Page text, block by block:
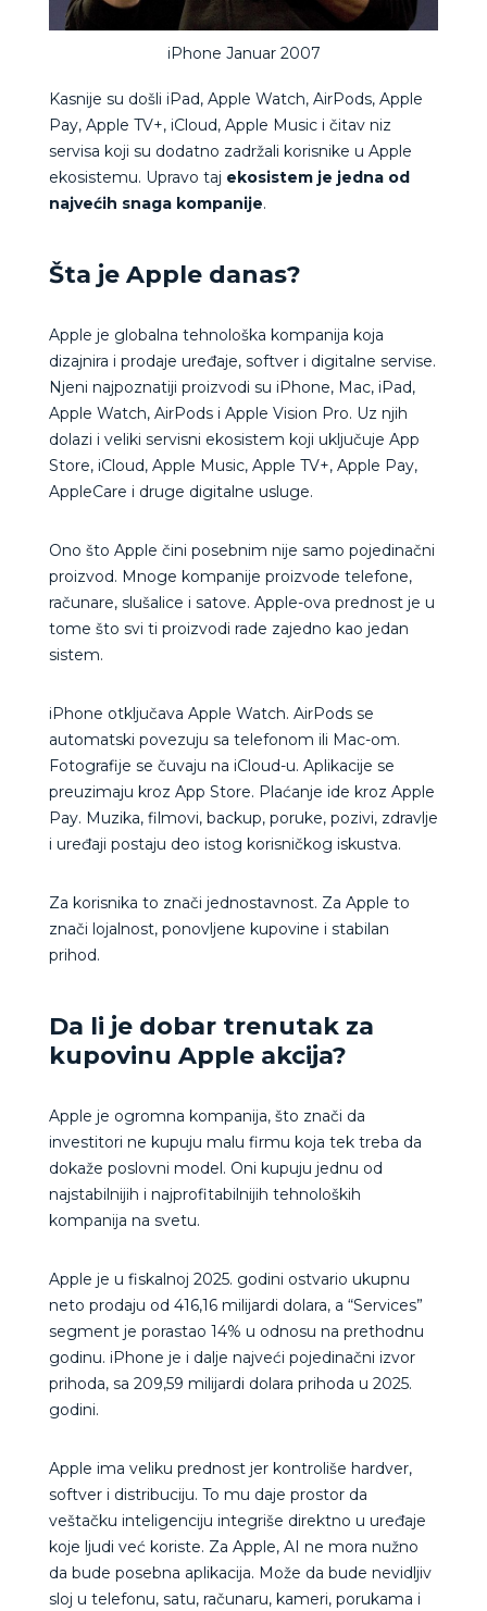
iPhone Januar 2007
Kasnije su došli iPad, Apple Watch, AirPods, Apple
Pay, Apple TV+, iCloud, Apple Music i čitav niz
servisa koji su dodatno zadržali korisnike u Apple
ekosistemu. Upravo taj ekosistem je jedna od
najvećih snaga kompanije.
Šta je Apple danas?
Apple je globalna tehnološka kompanija koja
dizajnira i prodaje uređaje, softver i digitalne servise.
Njeni najpoznatiji proizvodi su iPhone, Mac, iPad,
Apple Watch, AirPods i Apple Vision Pro. Uz njih
dolazi i veliki servisni ekosistem koji uključuje App
Store, iCloud, Apple Music, Apple TV+, Apple Pay,
AppleCare i druge digitalne usluge.
Ono što Apple čini posebnim nije samo pojedinačni
proizvod. Mnoge kompanije proizvode telefone,
računare, slušalice i satove. Apple-ova prednost je u
tome što svi ti proizvodi rade zajedno kao jedan
sistem.
iPhone otključava Apple Watch. AirPods se
automatski povezuju sa telefonom ili Mac-om.
Fotografije se čuvaju na iCloud-u. Aplikacije se
preuzimaju kroz App Store. Plaćanje ide kroz Apple
Pay. Muzika, filmovi, backup, poruke, pozivi, zdravlje
i uređaji postaju deo istog korisničkog iskustva.
Za korisnika to znači jednostavnost. Za Apple to
znači lojalnost, ponovljene kupovine i stabilan
prihod.
Da li je dobar trenutak za
kupovinu Apple akcija?
Apple je ogromna kompanija, što znači da
investitori ne kupuju malu firmu koja tek treba da
dokaže poslovni model. Oni kupuju jednu od
najstabilnijih i najprofitabilnijih tehnoloških
kompanija na svetu.
Apple je u fiskalnoj 2025. godini ostvario ukupnu
neto prodaju od 416,16 milijardi dolara, a “Services”
segment je porastao 14% u odnosu na prethodnu
godinu. iPhone je i dalje najveći pojedinačni izvor
prihoda, sa 209,59 milijardi dolara prihoda u 2025.
godini.
Apple ima veliku prednost jer kontroliše hardver,
softver i distribuciju. To mu daje prostor da
veštačku inteligenciju integriše direktno u uređaje
koje ljudi već koriste. Za Apple, AI ne mora nužno
da bude posebna aplikacija. Može da bude nevidljiv
sloj u telefonu, satu, računaru, kameri, porukama i